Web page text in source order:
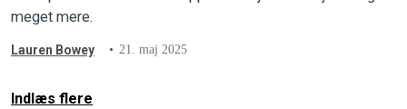
meget mere.
Lauren Bowey 21. maj 2025
Indlæs flere